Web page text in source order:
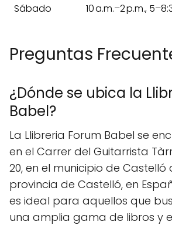
Sábado
10 a.m.–2 p.m.,
Preguntas
¿Dónde se ubica la
Babel?
La Llibreria Forum Babel se
en el Carrer del Guitarrista
20, en el municipio de Castelló
provincia de Castelló, en
es ideal para aquellos que
una amplia gama de libros y